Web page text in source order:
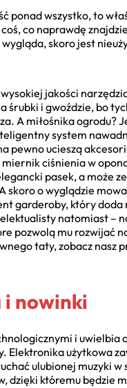
ponad wszystko, to
co naprawdę
skoro jest
jakości
i gwoździe, bo
A miłośnika ogrodu?
system
pewno ucieszą
ciśnienia w
pasek, a może
skoro o wyglądzie
garderoby, który doda
natomiast –
pozwolą mu rozwijać
taty, zobacz nasz
i nowinki
i uwielbia
Elektronika użytkowa
ulubionej muzyki
któremu będzie